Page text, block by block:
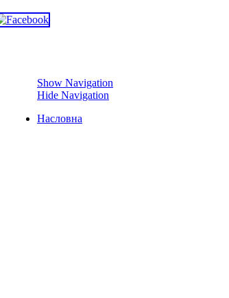
Show Navigation
Hide Navigation
Насловна